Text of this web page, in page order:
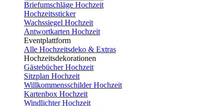
Briefumschläge Hochzeit
Hochzeitssticker
Wachssiegel Hochzeit
Antwortkarten Hochzeit
Eventplattform
Alle Hochzeitsdeko & Extras
Hochzeitsdekorationen
Gästebücher Hochzeit
Sitzplan Hochzeit
Willkommensschilder Hochzeit
Kartenbox Hochzeit
Windlichter Hochzeit